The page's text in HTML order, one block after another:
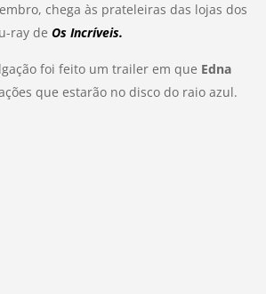
chega às prateleiras das lojas dos
ray de Os Incríveis.
foi feito um trailer em que Edna
que estarão no disco do raio azul.